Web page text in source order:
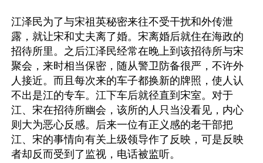
江泽民为了与宋祖英秘密来往不受干扰和外传泄
露，就让宋和丈夫离了婚。宋离婚后就住在海政的
招待所里。之后江泽民经常在晚上到该招待所与宋
聚会，来时相当保密，随从警卫防备很严，不许外
人接近。而且每次来的车子都换新的牌照，使人认
不出是江的专车。江下车后就径直到宋室。对于
江、宋在招待所幽会，该所的人只当没看见，内心
则大为恶心反感。后来一位有正义感的老干部把
江、宋的事情向有关上级领导作了反映，可是反映
者却反而受到了监视，电话被监听。